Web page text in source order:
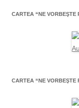
CARTEA “NE
CARTEA “NE